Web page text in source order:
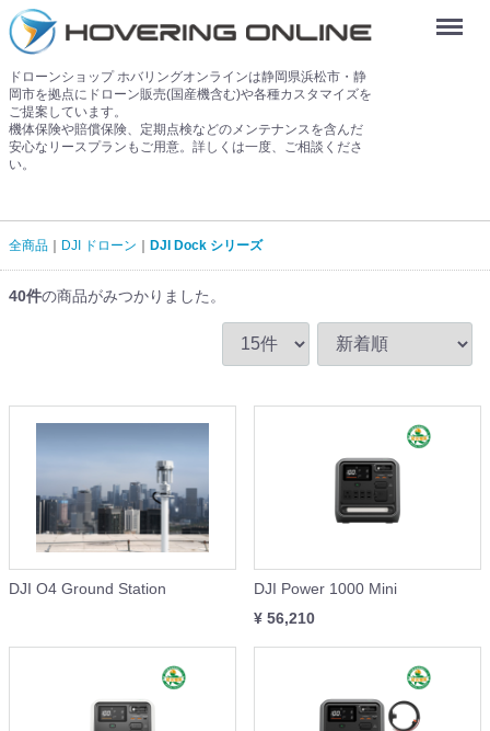
ドローンショップ ホバリングオンラインは静岡県浜松市・静
岡市を拠点にドローン販売(国産機含む)や各種カスタマイズを
ご提案しています。
機体保険や賠償保険、定期点検などのメンテナンスを含んだ
安心なリースプランもご用意。詳しくは一度、ご相談くださ
い。
Menu
全商品 DJI ドローン DJI Dock シリーズ
40件の商品がみつかりました。
DJI O4 Ground Station
DJI Power 1000 Mini
¥ 56,210